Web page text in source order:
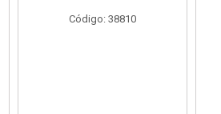
Código: 38810